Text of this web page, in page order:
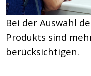
Bei der Auswahl
Produkts sind
berücksichtigen.